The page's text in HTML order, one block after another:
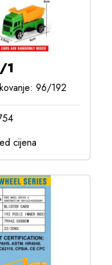
1
96/192
cijena